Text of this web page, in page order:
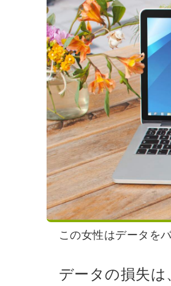
この女性はデータを
データの損失